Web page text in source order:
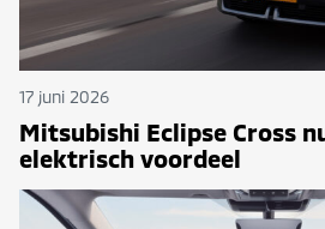
17 juni 2026
Mitsubishi Eclipse Cross
elektrisch voordeel